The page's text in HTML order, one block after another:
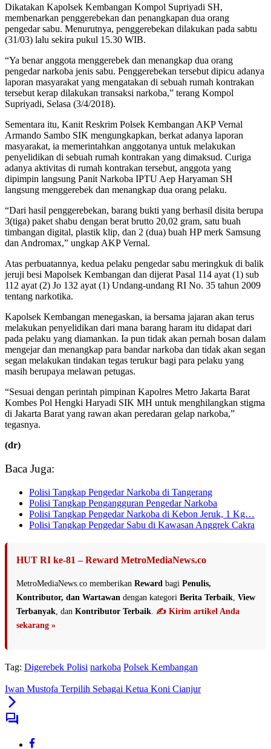
Dikatakan Kapolsek Kembangan Kompol Supriyadi SH,
membenarkan penggerebekan dan penangkapan dua orang
pengedar sabu. Menurutnya, penggerebekan dilakukan pada sabtu
(31/03) lalu sekira pukul 15.30 WIB.
“Ya benar anggota menggerebek dan menangkap dua orang
pengedar narkoba jenis sabu. Penggerebekan tersebut dipicu adanya
laporan masyarakat yang mengatakan di sebuah rumah kontrakan
tersebut kerap dilakukan transaksi narkoba,” terang Kompol
Supriyadi, Selasa (3/4/2018).
Sementara itu, Kanit Reskrim Polsek Kembangan AKP Vernal
Armando Sambo SIK mengungkapkan, berkat adanya laporan
masyarakat, ia memerintahkan anggotanya untuk melakukan
penyelidikan di sebuah rumah kontrakan yang dimaksud. Curiga
adanya aktivitas di rumah kontrakan tersebut, anggota yang
dipimpin langsung Panit Narkoba IPTU Aep Haryaman SH
langsung menggerebek dan menangkap dua orang pelaku.
“Dari hasil penggerebekan, barang bukti yang berhasil disita berupa
3(tiga) paket shabu dengan berat brutto 20,02 gram, satu buah
timbangan digital, plastik klip, dan 2 (dua) buah HP merk Samsung
dan Andromax,” ungkap AKP Vernal.
Atas perbuatannya, kedua pelaku pengedar sabu meringkuk di balik
jeruji besi Mapolsek Kembangan dan dijerat Pasal 114 ayat (1) sub
112 ayat (2) Jo 132 ayat (1) Undang-undang RI No. 35 tahun 2009
tentang narkotika.
Kapolsek Kembangan menegaskan, ia bersama jajaran akan terus
melakukan penyelidikan dari mana barang haram itu didapat dari
pada pelaku yang diamankan. Ia pun tidak akan pernah bosan dalam
mengejar dan menangkap para bandar narkoba dan tidak akan segan
segan melakukan tindakan tegas terukur bagi para pelaku yang
masih berupaya melawan petugas.
“Sesuai dengan perintah pimpinan Kapolres Metro Jakarta Barat
Kombes Pol Hengki Haryadi SIK MH untuk menghilangkan stigma
di Jakarta Barat yang rawan akan peredaran gelap narkoba,”
tegasnya.
(dr)
Baca Juga:
Polisi Tangkap Pengedar Narkoba di Tangerang
Polisi Tangkap Pengangguran Pengedar Narkoba
Polisi Tangkap Pengedar Narkoba di Kebon Jeruk, 1 Kg…
Polisi Tangkap Pengedar Sabu di Kawasan Anggrek Cakra
HUT RI ke-81 – Reward MetroMediaNews.co
MetroMediaNews.co memberikan Reward bagi Penulis,
Kontributor, dan Wartawan dengan kategori Berita Terbaik View
Terbanyak , dan Kontributor Terbaik ✍️ Kirim artikel Anda
sekarang »
Tag: Digerebek Polisi narkoba Polsek Kembangan
Iwan Mustofa Terpilih Sebagai Ketua Koni Cianjur